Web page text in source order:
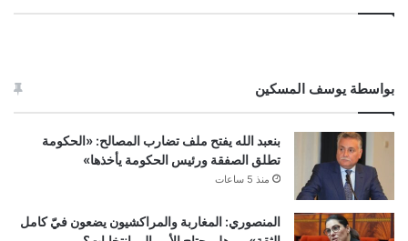
بواسطة يوسف المسكين
بنعبد الله يفتح ملف تضارب المصالح: «الحكومة
تطلق الصفقة ورئيس الحكومة يأخذها»
منذ 5 ساعات
المنصوري: المغاربة والمراكشيون يضعون فيّ كامل